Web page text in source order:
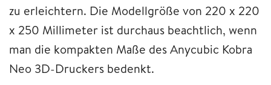
zu erleichtern. Die Modellgröße von 220 x 220
x 250 Millimeter ist durchaus beachtlich, wenn
man die kompakten Maße des Anycubic Kobra
Neo 3D-Druckers bedenkt.